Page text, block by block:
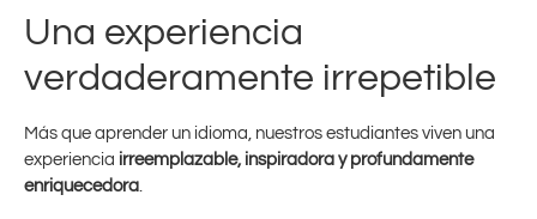
Una experiencia
verdaderamente irrepetible
Más que aprender un idioma, nuestros estudiantes viven una
experiencia irreemplazable, inspiradora y profundamente
enriquecedora.